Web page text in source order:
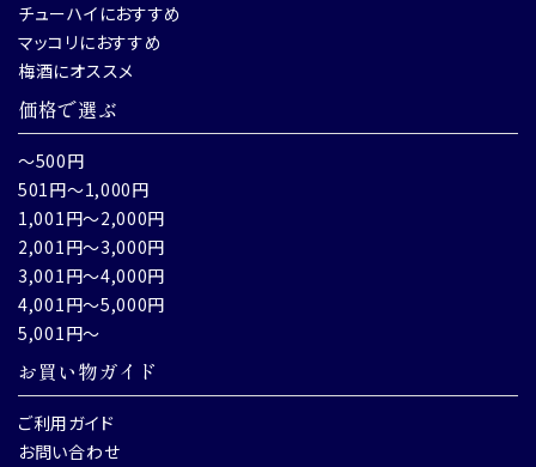
チューハイにおすすめ
マッコリにおすすめ
梅酒にオススメ
価格で選ぶ
～500円
501円～1,000円
1,001円～2,000円
2,001円～3,000円
3,001円～4,000円
4,001円～5,000円
5,001円～
お買い物ガイド
ご利用ガイド
お問い合わせ